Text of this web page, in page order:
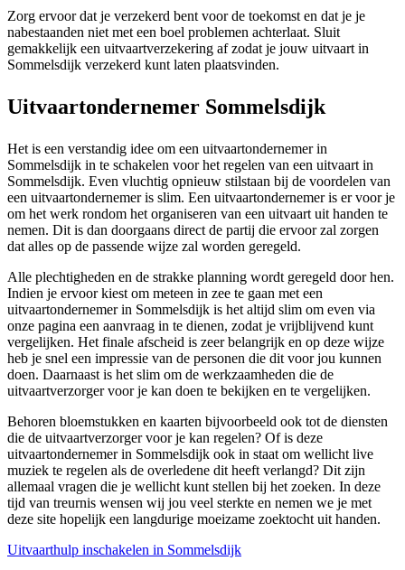
Zorg ervoor dat je verzekerd bent voor de toekomst en dat je je
nabestaanden niet met een boel problemen achterlaat. Sluit
gemakkelijk een uitvaartverzekering af zodat je jouw uitvaart in
Sommelsdijk verzekerd kunt laten plaatsvinden.
Uitvaartondernemer Sommelsdijk
Het is een verstandig idee om een uitvaartondernemer in
Sommelsdijk in te schakelen voor het regelen van een uitvaart in
Sommelsdijk. Even vluchtig opnieuw stilstaan bij de voordelen van
een uitvaartondernemer is slim. Een uitvaartondernemer is er voor je
om het werk rondom het organiseren van een uitvaart uit handen te
nemen. Dit is dan doorgaans direct de partij die ervoor zal zorgen
dat alles op de passende wijze zal worden geregeld.
Alle plechtigheden en de strakke planning wordt geregeld door hen.
Indien je ervoor kiest om meteen in zee te gaan met een
uitvaartondernemer in Sommelsdijk is het altijd slim om even via
onze pagina een aanvraag in te dienen, zodat je vrijblijvend kunt
vergelijken. Het finale afscheid is zeer belangrijk en op deze wijze
heb je snel een impressie van de personen die dit voor jou kunnen
doen. Daarnaast is het slim om de werkzaamheden die de
uitvaartverzorger voor je kan doen te bekijken en te vergelijken.
Behoren bloemstukken en kaarten bijvoorbeeld ook tot de diensten
die de uitvaartverzorger voor je kan regelen? Of is deze
uitvaartondernemer in Sommelsdijk ook in staat om wellicht live
muziek te regelen als de overledene dit heeft verlangd? Dit zijn
allemaal vragen die je wellicht kunt stellen bij het zoeken. In deze
tijd van treurnis wensen wij jou veel sterkte en nemen we je met
deze site hopelijk een langdurige moeizame zoektocht uit handen.
Uitvaarthulp inschakelen in Sommelsdijk